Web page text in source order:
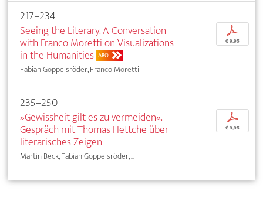
217–234
Seeing the Literary. A Conversation
with Franco Moretti on Visualizations
in the Humanities ABO
Fabian Goppelsröder, Franco Moretti
p
€ 9,95
235–250
»Gewissheit gilt es zu vermeiden«.
Gespräch mit Thomas Hettche über
literarisches Zeigen
Martin Beck, Fabian Goppelsröder, ...
p
€ 9,95